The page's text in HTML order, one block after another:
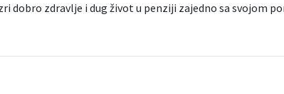
dobro zdravlje i dug život u penziji zajedno sa svojom